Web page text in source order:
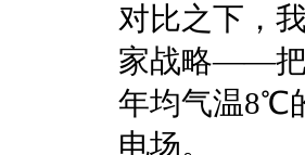
对比之下，
家战略——把
年均气温8℃
电场。